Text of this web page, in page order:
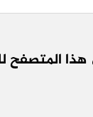
المتصفح